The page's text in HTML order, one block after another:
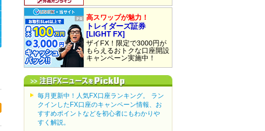
高スワップが魅力！
トレイダーズ証券
[LIGHT FX]
ザイFX！限定で3000円が
もらえるおトクな口座開設
キャンペーン実施中！
毎月更新中！人気FX口座ランキング。 ラン
クインしたFX口座のキャンペーン情報、お
すすめポイントなどを初心者にもわかりや
すく解説。